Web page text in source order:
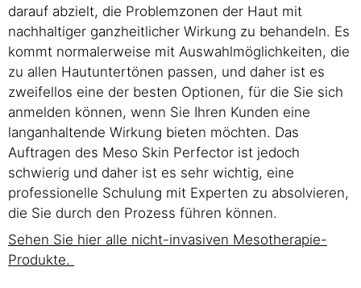
darauf abzielt, die Problemzonen der Haut mit
nachhaltiger ganzheitlicher Wirkung zu behandeln. Es
kommt normalerweise mit Auswahlmöglichkeiten, die
zu allen Hautuntertönen passen, und daher ist es
zweifellos eine der besten Optionen, für die Sie sich
anmelden können, wenn Sie Ihren Kunden eine
langanhaltende Wirkung bieten möchten. Das
Auftragen des Meso Skin Perfector ist jedoch
schwierig und daher ist es sehr wichtig, eine
professionelle Schulung mit Experten zu absolvieren,
die Sie durch den Prozess führen können.
Sehen Sie hier alle nicht-invasiven Mesotherapie-
Produkte.